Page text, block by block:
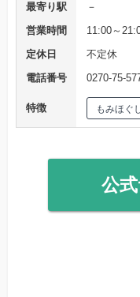
最寄り駅
－
営業時間
11:00～
定休日
不定休
電話番号
0270-75-
特徴 もみほぐ
公